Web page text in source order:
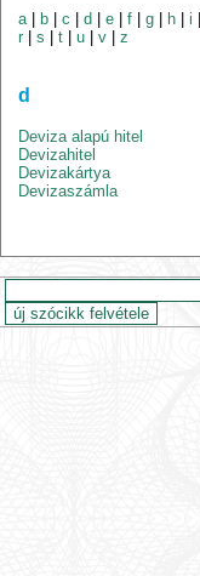
a| b |c |d |e |f |g h |i
r |s |t |u |v |z
d
Deviza alapú hitel
Devizahitel
Devizakártya
Devizaszámla